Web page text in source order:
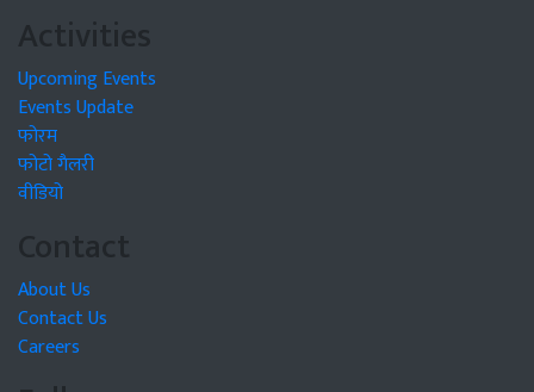
Activities
Upcoming Events
Events Update
फोरम
फोटो गैलरी
वीडियो
Contact
About Us
Contact Us
Careers